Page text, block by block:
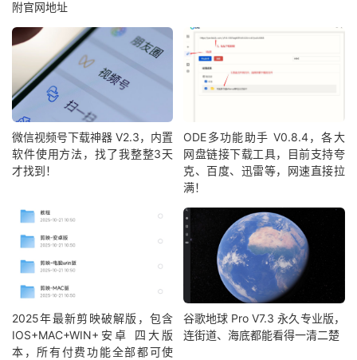
附官网地址
微信视频号下载神器 V2.3，内置
软件使用方法，找了我整整3天
才找到！
ODE多功能助手 V0.8.4，各大
网盘链接下载工具，目前支持夸
克、百度、迅雷等，网速直接拉
满！
2025年最新剪映破解版，包含
IOS+MAC+WIN+安卓 四大版
本，所有付费功能全部都可使
谷歌地球 Pro V7.3 永久专业版，
连街道、海底都能看得一清二楚